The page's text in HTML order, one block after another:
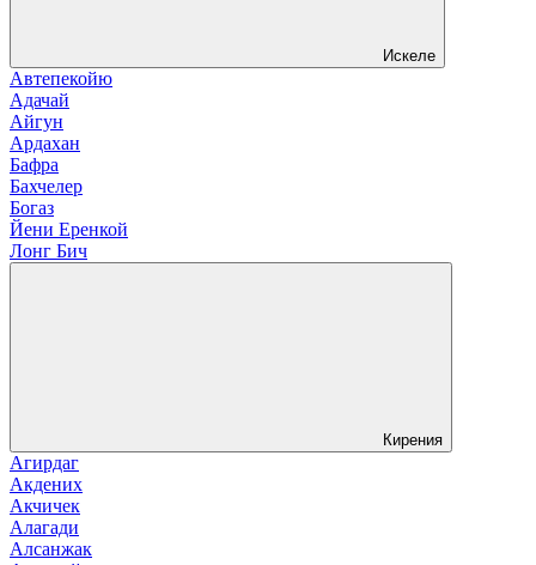
Искеле
Автепекойю
Адачай
Айгун
Ардахан
Бафра
Бахчелер
Богаз
Йени Еренкой
Лонг Бич
Кирения
Агирдаг
Акдених
Акчичек
Алагади
Алсанжак